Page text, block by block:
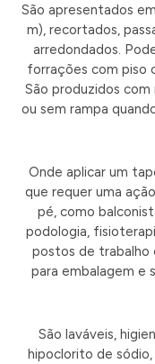
São apresentados
m), recortados,
arredondados.
forrações com piso
São produzidos
ou sem rampa
Onde aplicar um
que requer uma
pé, como
podologia,
postos de trabalho
para embalagem e
São laváveis,
hipoclorito de